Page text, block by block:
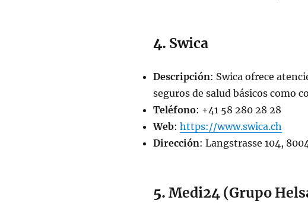
4. Swica
Descripción: Swica ofrece
seguros de salud básicos como
Teléfono: +41 58 280 28 28
Web: https://www.swica.ch
Dirección: Langstrasse 104,
5. Medi24 (Grupo